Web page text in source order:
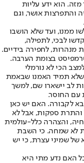
הוא ידע עליות
והתפרצות אושר, וגם
ממנו, ועד שלא הושבו
לבכי, לתפילה,
מנהרות, לחפירה בידיים.
בצומת הערבה.
הכי לא נורמלי
שלא תמיד האמנו שבאמת
לב יישארו שם, למשך
עם החוסר.
לקבורה. האם יש כאן
והתרת ספקות, אבל לא
והצהרה כלל-עולמית
לא שמחה. כי השבת
של שמיני עצרת, כי יש
האם נדע מתי היא